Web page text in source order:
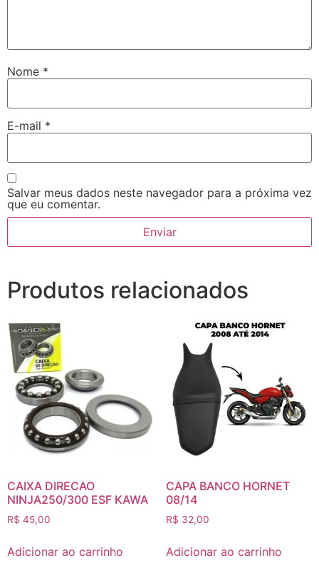
Nome *
E-mail *
Salvar meus dados neste navegador para a próxima vez
que eu comentar.
Produtos relacionados
CAIXA DIRECAO
NINJA250/300 ESF KAWA
R$ 45,00
Adicionar ao carrinho
CAPA BANCO HORNET
08/14
R$ 32,00
Adicionar ao carrinho